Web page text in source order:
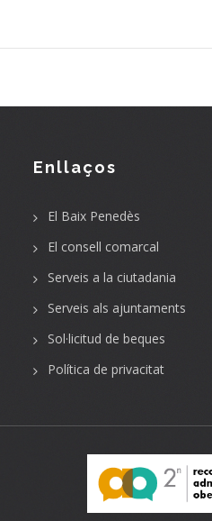
Enllaços
El Baix Penedès
El consell comarcal
Serveis a la ciutadania
Serveis als ajuntaments
Sol·licitud de beques
Política de privacitat